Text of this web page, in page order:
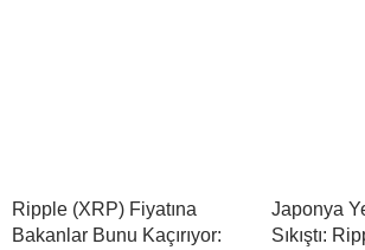
Ripple (XRP) Fiyatına
Bakanlar Bunu Kaçırıyor:
Japonya
Sıkıştı: